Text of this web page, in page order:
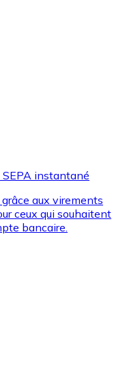
instantané
aux virements
ceux qui souhaitent
bancaire.